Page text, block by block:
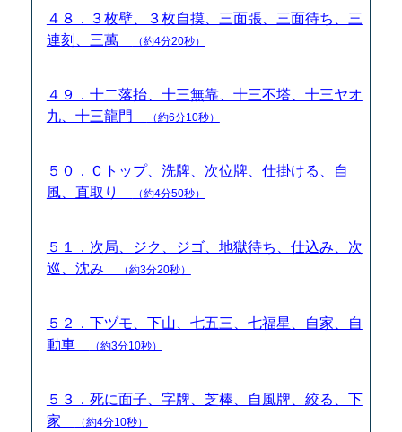
４８．３枚壁、３枚自摸、三面張、三面待ち、三
連刻、三萬
（約4分20秒）
４９．十二落抬、十三無靠、十三不塔、十三ヤオ
九、十三龍門
（約6分10秒）
５０．Ｃトップ、洗牌、次位牌、仕掛ける、自
風、直取り
（約4分50秒）
５１．次局、ジク、ジゴ、地獄待ち、仕込み、次
巡、沈み
（約3分20秒）
５２．下ヅモ、下山、七五三、七福星、自家、自
動車
（約3分10秒）
５３．死に面子、字牌、芝棒、自風牌、絞る、下
家
（約4分10秒）